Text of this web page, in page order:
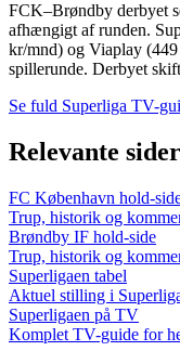
FCK–Brøndby derbyet
afhængigt af runden.
kr/mnd) og Viaplay
spillerunde. Derbyet
Se fuld Superliga TV-
Relevante sider
FC København hold-
Trup, historik og
Brøndby IF hold-side
Trup, historik og
Superligaen tabel
Aktuel stilling i
Superligaen på TV
Komplet TV-guide for